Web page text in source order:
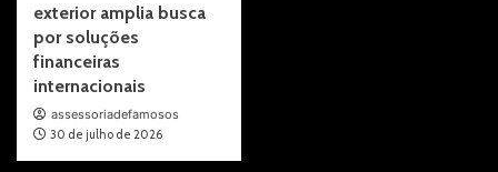
exterior amplia busca
por soluções
financeiras
internacionais
assessoriadefamosos
30 de julho de 2026